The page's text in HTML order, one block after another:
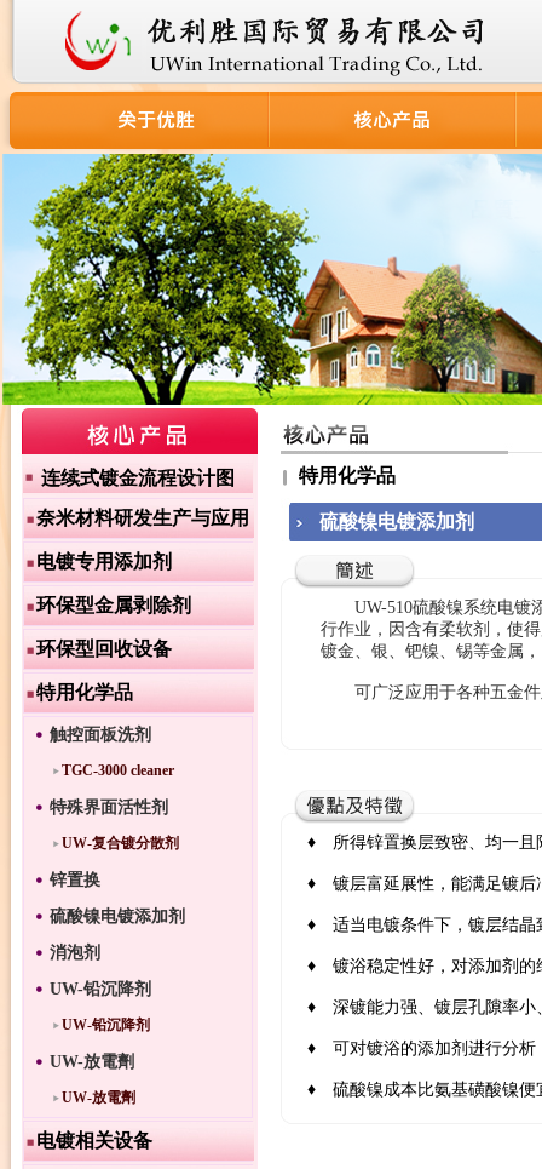
连续式镀金流程设计图
奈米材料研发生产与应用
电镀专用添加剂
环保型金属剥除剂
环保型回收设备
特用化学品
触控面板洗剂
TGC-3000 cleaner
特殊界面活性剂
UW-复合镀分散剂
锌置换
硫酸镍电镀添加剂
消泡剂
UW-铅沉降剂
UW-铅沉降剂
UW-放電劑
UW-放電劑
电镀相关设备
特用化学品
硫酸镍电镀添加剂
UW-510硫酸镍系统电镀
行作业，因含有柔软剂，使
镀金、银、钯镍、锡等金属
可广泛应用于各种五金件
♦ 所得锌置换层致密、均一且
♦ 镀层富延展性，能满足镀后
♦ 适当电镀条件下，镀层结晶
♦ 镀浴稳定性好，对添加剂的
♦ 深镀能力强、镀层孔隙率小
♦ 可对镀浴的添加剂进行分析
♦ 硫酸镍成本比氨基磺酸镍便